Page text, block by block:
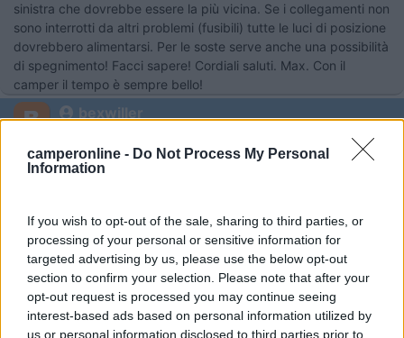
camperonline - Do Not Process My Personal
Information
If you wish to opt-out of the sale, sharing to third parties, or
processing of your personal or sensitive information for
targeted advertising by us, please use the below opt-out
section to confirm your selection. Please note that after your
opt-out request is processed you may continue seeing
interest-based ads based on personal information utilized by
us or personal information disclosed to third parties prior to
sinistra che dovrebbe essere la più vicina. Se i collegamenti non
sono interrotti da altri problemi (fusibili) tutte le luci di posizione
dovrebbero alimentarsi. Per le soste serve anche una possibilità
di spegnimento! Facci sapere! Cordiali saluti. Max. Con il
camper il tempo è sempre bello!
bexwiller
Inserito il06/08/2014 alle:12:06:11
finestra >
> Ho fatto proprio cosi'! Speriamo che duri quanto basta. Grazie
mille Saluti a tutti
paolo 61